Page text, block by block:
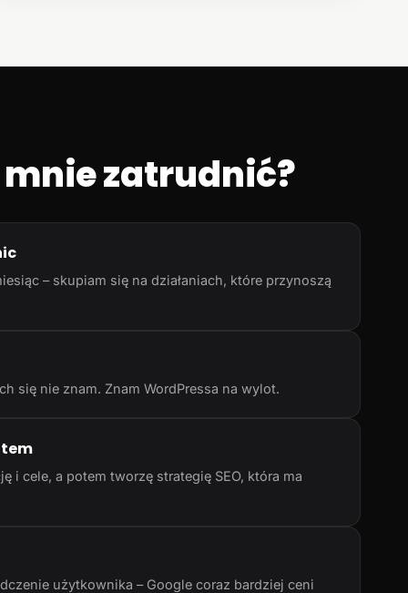
zatrudnić?
– skupiam się na działaniach, które przynoszą
się nie znam. Znam WordPressa na wylot.
i cele, a potem tworzę strategię SEO, która ma
użytkownika – Google coraz bardziej ceni